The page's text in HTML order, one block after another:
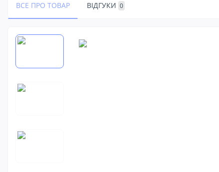
ВСЕ ПРО ТОВАР ВІДГУКИ 0